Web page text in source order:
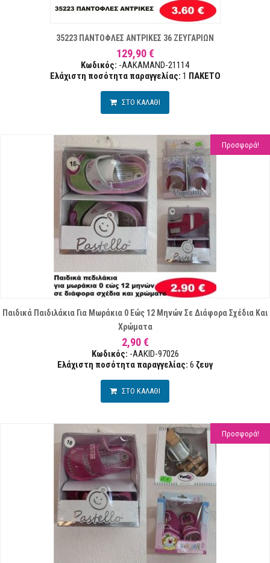
35223 ΠΑΝΤΟΦΛΕΣ ΑΝΤΡΙΚΕΣ 36 ΖΕΥΓΑΡΙΩΝ
129,90 €
Κωδικός: -AAKAMAND-21114
Ελάχιστη ποσότητα παραγγελίας: 1 ΠΑΚΕΤΟ
ΣΤΟ ΚΑΛΑΘΙ
Προσφορά!
Παιδικά Παιδιλάκια Για Μωράκια 0 Εώς 12 Μηνών Σε Διάφορα Σχέδια Και
Χρώματα
2,90 €
Κωδικός: -AAKID-97026
Ελάχιστη ποσότητα παραγγελίας: 6 ζευγ
ΣΤΟ ΚΑΛΑΘΙ
Προσφορά!